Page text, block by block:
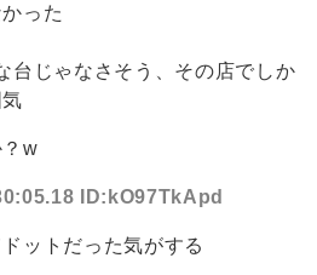
った
台じゃなさそう、その店でしか
w
ID:kO97TkApd
ットだった気がする